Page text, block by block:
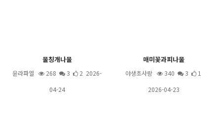
물칭개나물
윤라파엘 268 3
2 2026-
04-24
매미꽃과피나물
야생초사랑 340 3
1
2026-04-23